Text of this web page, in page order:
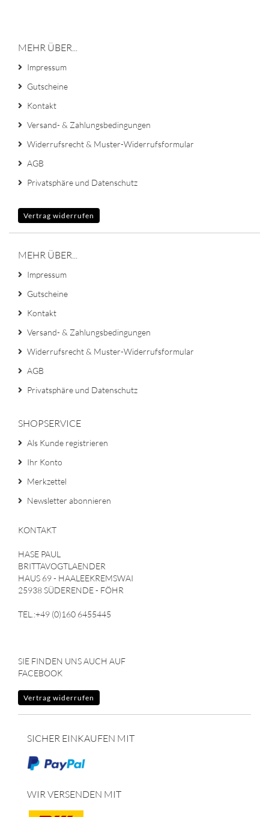
MEHR ÜBER...
Impressum
Gutscheine
Kontakt
Versand- & Zahlungsbedingungen
Widerrufsrecht & Muster-Widerrufsformular
AGB
Privatsphäre und Datenschutz
Vertrag widerrufen
MEHR ÜBER...
Impressum
Gutscheine
Kontakt
Versand- & Zahlungsbedingungen
Widerrufsrecht & Muster-Widerrufsformular
AGB
Privatsphäre und Datenschutz
SHOPSERVICE
Als Kunde registrieren
Ihr Konto
Merkzettel
Newsletter abonnieren
KONTAKT
HASE PAUL
BRITTAVOGTLAENDER
HAUS 69 - HAALEEKREMSWAI
25938 SÜDERENDE - FÖHR
TEL.:+49 (0)160 6455445
SIE FINDEN UNS AUCH AUF
FACEBOOK
Vertrag widerrufen
SICHER EINKAUFEN MIT
WIR VERSENDEN MIT